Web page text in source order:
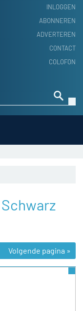
INLOGGEN
ABONNEREN
ADVERTEREN
CONTACT
COLOFON
4 … 8
Volgende pagina »